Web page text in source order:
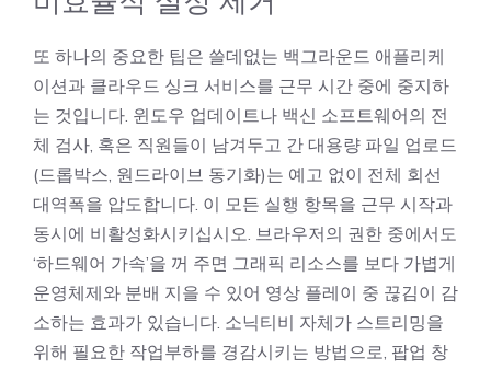
또 하나의 중요한 팁은 쓸데없는 백그라운드 애플리케
이션과 클라우드 싱크 서비스를 근무 시간 중에 중지하
는 것입니다. 윈도우 업데이트나 백신 소프트웨어의 전
체 검사, 혹은 직원들이 남겨두고 간 대용량 파일 업로드
(드롭박스, 원드라이브 동기화)는 예고 없이 전체 회선
대역폭을 압도합니다. 이 모든 실행 항목을 근무 시작과
동시에 비활성화시키십시오. 브라우저의 권한 중에서도
‘하드웨어 가속’을 꺼 주면 그래픽 리소스를 보다 가볍게
운영체제와 분배 지을 수 있어 영상 플레이 중 끊김이 감
소하는 효과가 있습니다. 소닉티비 자체가 스트리밍을
위해 필요한 작업부하를 경감시키는 방법으로, 팝업 창